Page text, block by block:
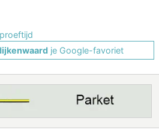
proeftijd
je Google-favoriet